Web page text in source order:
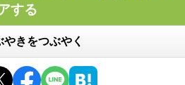
する
やきをつぶやく